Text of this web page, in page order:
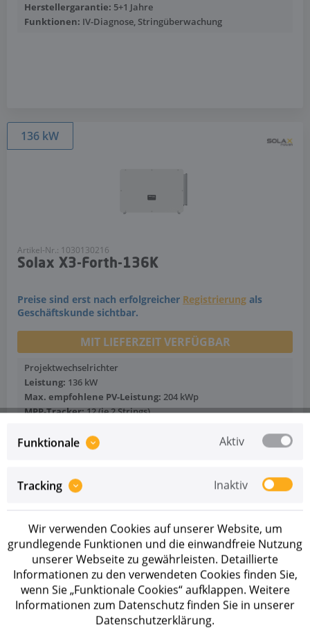
Herstellergarantie: 5+1 Jahre
Funktionen: IV-Diagnose, Stringüberwachung
136 kW
Artikel-Nr.: 1030130216
Solax X3-Forth-136K
Preise sind erst nach erfolgreicher Registrierung als
Geschäftskunde sichtbar.
MIT LIEFERZEIT VERFÜGBAR
Projektwechselrichter
Leistung: 136 kW
Max. empfohlene PV-Leistung: 204 kWp
MPP-Tracker:12 (je 2 Strings)
Herstellergarantie:
Mehr anzeigen
110 kW
Funktionale Aktiv
Tracking Inaktiv
Wir verwenden Cookies auf unserer Website, um
grundlegende Funktionen und die einwandfreie Nutzung
unserer Webseite zu gewährleisten. Detaillierte
Informationen zu den verwendeten Cookies finden Sie,
wenn Sie „Funktionale Cookies“ aufklappen. Weitere
Informationen zum Datenschutz finden Sie in unserer
Datenschutzerklärung.